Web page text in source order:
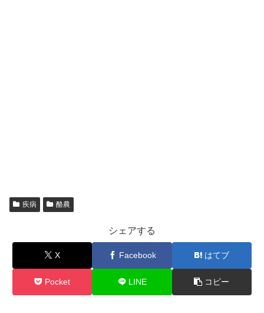
疾病 酪農
シェアする
X Facebook はてブ
Pocket LINE コピー